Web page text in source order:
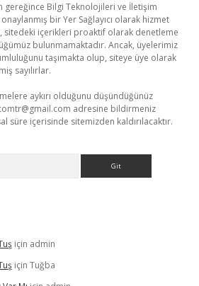
gereğince Bilgi Teknolojileri ve İletişim
bir Yer Sağlayıcı olarak hizmet
sitedeki içerikleri proaktif olarak denetleme
bulunmamaktadır. Ancak, üyelerimiz
taşımakta olup, siteye üye olarak
sayılırlar.
aykırı olduğunu düşündüğünüz
adresine bildirmeniz
süre içerisinde sitemizden kaldırılacaktır.
için admin
için Tuğba